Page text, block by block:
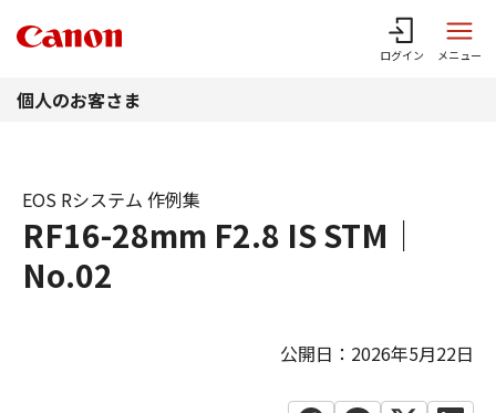
ログイン メニュー
個人のお客さま
RF16-28mm F2.8 IS STM｜
No.02
EOS Rシステム 作例集
公開日：2026年5月22日